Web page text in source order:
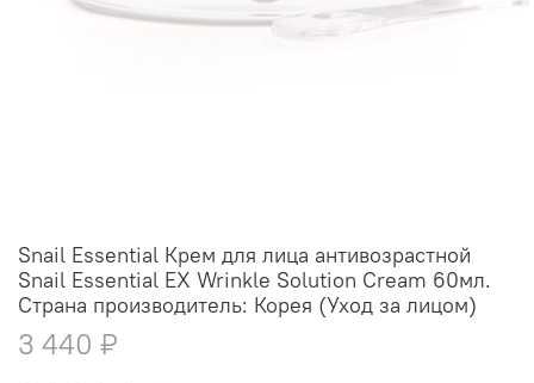
Snail Essential Крем для лица антивозрастной
Snail Essential EX Wrinkle Solution Cream 60мл.
Страна производитель: Корея (Уход за лицом)
3 440 ₽